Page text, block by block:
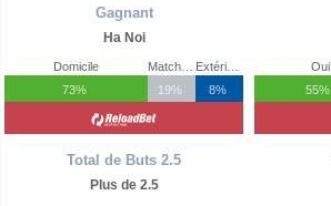
Gagnant
Ha Noi
Domicile
73%
19%
8%
Total de Buts 2.5
Plus de 2.5
Oui
55%